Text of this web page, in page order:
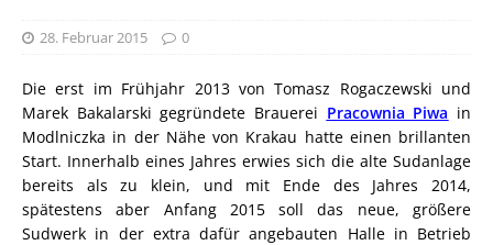
28. Februar 2015 0
Die erst im Frühjahr 2013 von Tomasz Rogaczewski und
Marek Bakalarski gegründete Brauerei Pracownia Piwa in
Modlniczka in der Nähe von Krakau hatte einen brillanten
Start. Innerhalb eines Jahres erwies sich die alte Sudanlage
bereits als zu klein, und mit Ende des Jahres 2014,
spätestens aber Anfang 2015 soll das neue, größere
Sudwerk in der extra dafür angebauten Halle in Betrieb